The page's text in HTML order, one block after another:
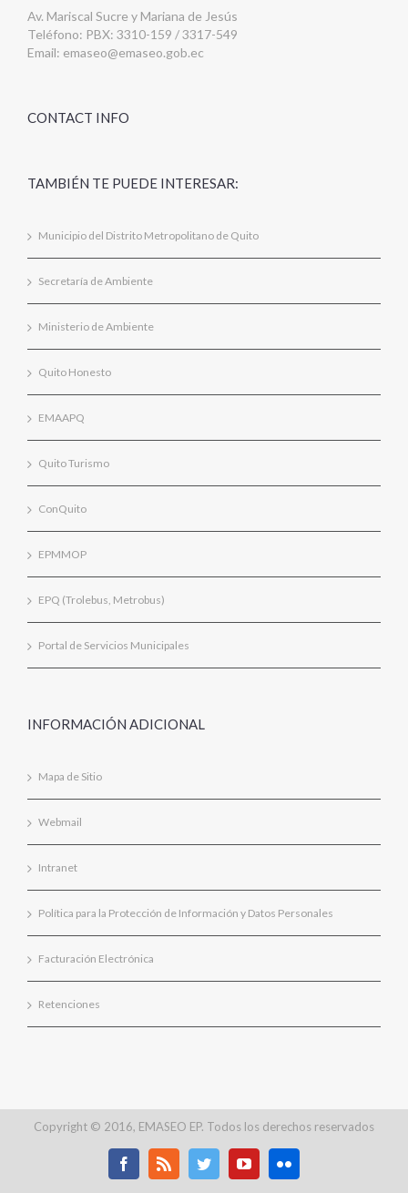
Av. Mariscal Sucre y Mariana de Jesús
Teléfono: PBX: 3310-159 / 3317-549
Email: emaseo@emaseo.gob.ec
CONTACT INFO
TAMBIÉN TE PUEDE INTERESAR:
Municipio del Distrito Metropolitano de Quito
Secretaría de Ambiente
Ministerio de Ambiente
Quito Honesto
EMAAPQ
Quito Turismo
ConQuito
EPMMOP
EPQ (Trolebus, Metrobus)
Portal de Servicios Municipales
INFORMACIÓN ADICIONAL
Mapa de Sitio
Webmail
Intranet
Política para la Protección de Información y Datos Personales
Facturación Electrónica
Retenciones
Copyright © 2016, EMASEO EP. Todos los derechos reservados
Facebook TwitterYoutubeFlickr